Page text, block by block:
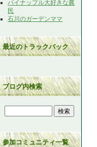
パイナップル大好きな農
民
石川のガーデンママ
最近のトラックバック
ブログ内検索
参加コミュニティ一覧